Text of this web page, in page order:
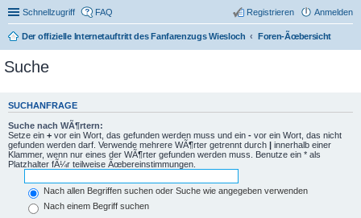
Schnellzugriff FAQ Anmelden
Registrieren
Der offizielle Internetauftritt des Fanfarenzugs Wiesloch Foren-Ãœbersicht
Suche
SUCHANFRAGE
Suche nach WÃ¶rtern:
Setze ein + vor ein Wort, das gefunden werden muss und ein - vor ein Wort, das nicht
gefunden werden darf. Verwende mehrere WÃ¶rter getrennt durch | innerhalb einer
Klammer, wenn nur eines der WÃ¶rter gefunden werden muss. Benutze ein * als
Platzhalter fÃ¼r teilweise Ãœbereinstimmungen.
Nach allen Begriffen suchen oder Suche wie angegeben verwenden
Nach einem Begriff suchen